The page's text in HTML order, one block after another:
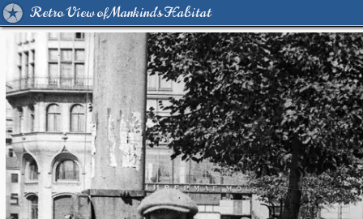
Retro View of Mankind's Habitat